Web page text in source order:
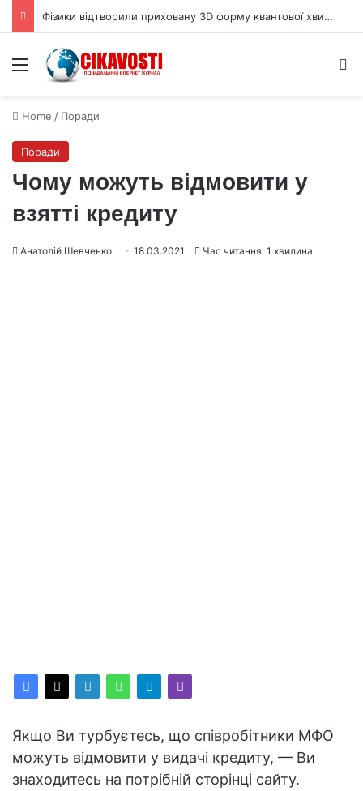
Фізики відтворили приховану 3D форму квантової хвильової функції
Menu
Home / Поради
Поради
Чому можуть відмовити у
взятті кредиту
Анатолій Шевченко 18.03.2021 Час читання: 1 хвилина
Якщо Ви турбуєтесь, що співробітники МФО
можуть відмовити у видачі кредиту, — Ви
знаходитесь на потрібній сторінці сайту.